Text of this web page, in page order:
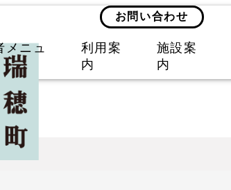
お問い合わせ
メニュ
利用案
内
施設案
内